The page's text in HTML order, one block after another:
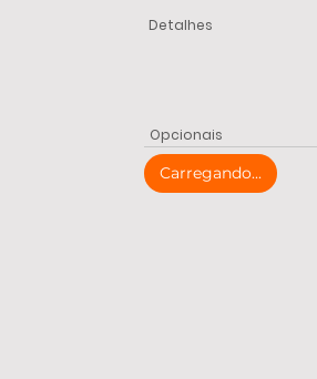
Detalhes
Opcionais
Carregando...